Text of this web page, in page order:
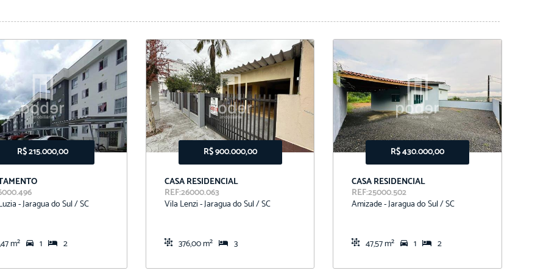
R$ 215.000,00
- Jaragua do Sul / SC
m² 1 2
R$ 900.000,00
CASA RESIDENCIAL
REF:26000.063
Vila Lenzi - Jaragua do Sul / SC
376,00 m² 3
R$ 430.000,00
CASA RESIDENCIAL
REF:25000.502
Amizade - Jaragua do Sul / SC
47,57 m² 1 2